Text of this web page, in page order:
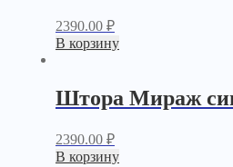
2390.00 ₽
В корзину
Штора Мираж
2390.00 ₽
В корзину